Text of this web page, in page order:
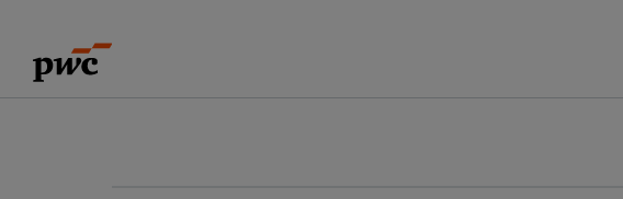
content
footer